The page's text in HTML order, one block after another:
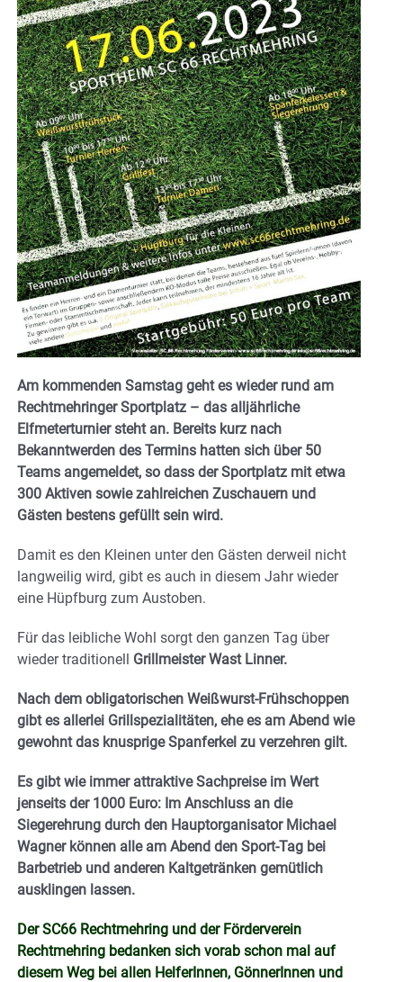
Am kommenden Samstag geht es wieder rund am
Rechtmehringer Sportplatz – das alljährliche
Elfmeterturnier steht an. Bereits kurz nach
Bekanntwerden des Termins hatten sich über 50
Teams angemeldet, so dass der Sportplatz mit etwa
300 Aktiven sowie zahlreichen Zuschauern und
Gästen bestens gefüllt sein wird.
Damit es den Kleinen unter den Gästen derweil nicht
langweilig wird, gibt es auch in diesem Jahr wieder
eine Hüpfburg zum Austoben.
Für das leibliche Wohl sorgt den ganzen Tag über
wieder traditionell Grillmeister Wast Linner.
Nach dem obligatorischen Weißwurst-Frühschoppen
gibt es allerlei Grillspezialitäten, ehe es am Abend wie
gewohnt das knusprige Spanferkel zu verzehren gilt.
Es gibt wie immer attraktive Sachpreise im Wert
jenseits der 1000 Euro: Im Anschluss an die
Siegerehrung durch den Hauptorganisator Michael
Wagner können alle am Abend den Sport-Tag bei
Barbetrieb und anderen Kaltgetränken gemütlich
ausklingen lassen.
Der SC66 Rechtmehring und der Förderverein
Rechtmehring bedanken sich vorab schon mal auf
diesem Weg bei allen HelferInnen, GönnerInnen und